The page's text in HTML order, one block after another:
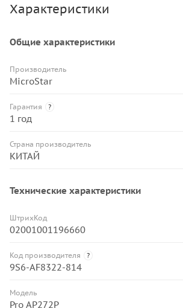
Характеристики
Общие характеристики
Производитель
MicroStar
Гарантия ?
1 год
Страна производитель
КИТАЙ
Технические характеристики
ШтрихКод
02001001196660
Код производителя ?
9S6-AF8322-814
Модель
Pro AP272P